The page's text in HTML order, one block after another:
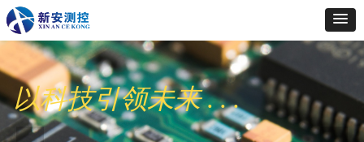
以科技引领未来 . . .